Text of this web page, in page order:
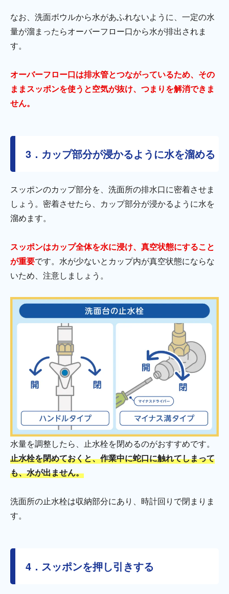
なお、洗面ボウルから水があふれないように、一定の水
量が溜まったらオーバーフロー口から水が排出されま
す。
オーバーフロー口は排水管とつながっているため、その
ままスッポンを使うと空気が抜け、つまりを解消できま
せん。
3．カップ部分が浸かるように水を溜める
スッポンのカップ部分を、洗面所の排水口に密着させま
しょう。密着させたら、カップ部分が浸かるように水を
溜めます。
スッポンはカップ全体を水に浸け、真空状態にすること
が重要です。水が少ないとカップ内が真空状態にならな
いため、注意しましょう。
水量を調整したら、止水栓を閉めるのがおすすめです。
止水栓を閉めておくと、作業中に蛇口に触れてしまって
も、水が出ません。
洗面所の止水栓は収納部分にあり、時計回りで閉まりま
す。
4．スッポンを押し引きする